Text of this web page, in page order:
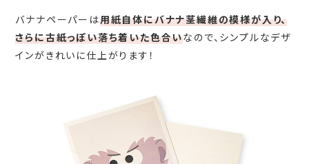
バナナペーパーは用紙自体にバナナ茎繊維の模様が入り、
さらに古紙っぽい落ち着いた色合いなので、シンプルなデザ
インがきれいに仕上がります！